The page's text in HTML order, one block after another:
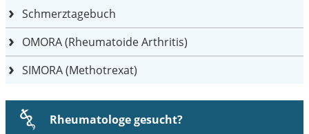
Schmerztagebuch
OMORA (Rheumatoide Arthritis)
SIMORA (Methotrexat)
Rheumatologe gesucht?